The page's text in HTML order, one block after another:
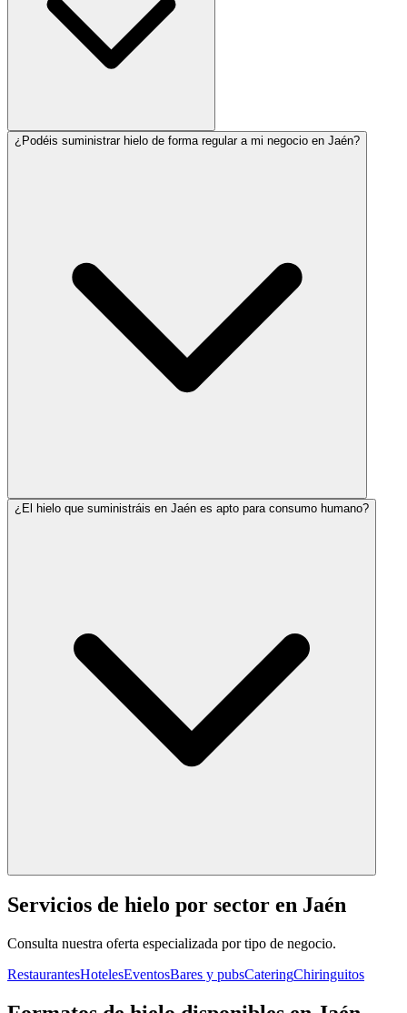
¿Podéis suministrar hielo de forma regular a mi negocio en Jaén?
¿El hielo que suministráis en Jaén es apto para consumo humano?
Servicios de hielo por sector en Jaén
Consulta nuestra oferta especializada por tipo de negocio.
RestaurantesHotelesEventosBares y pubsCateringChiringuitos